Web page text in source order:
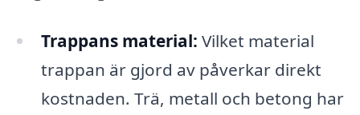
Trappans material: Vilket material
trappan är gjord av påverkar direkt
kostnaden. Trä, metall och betong har